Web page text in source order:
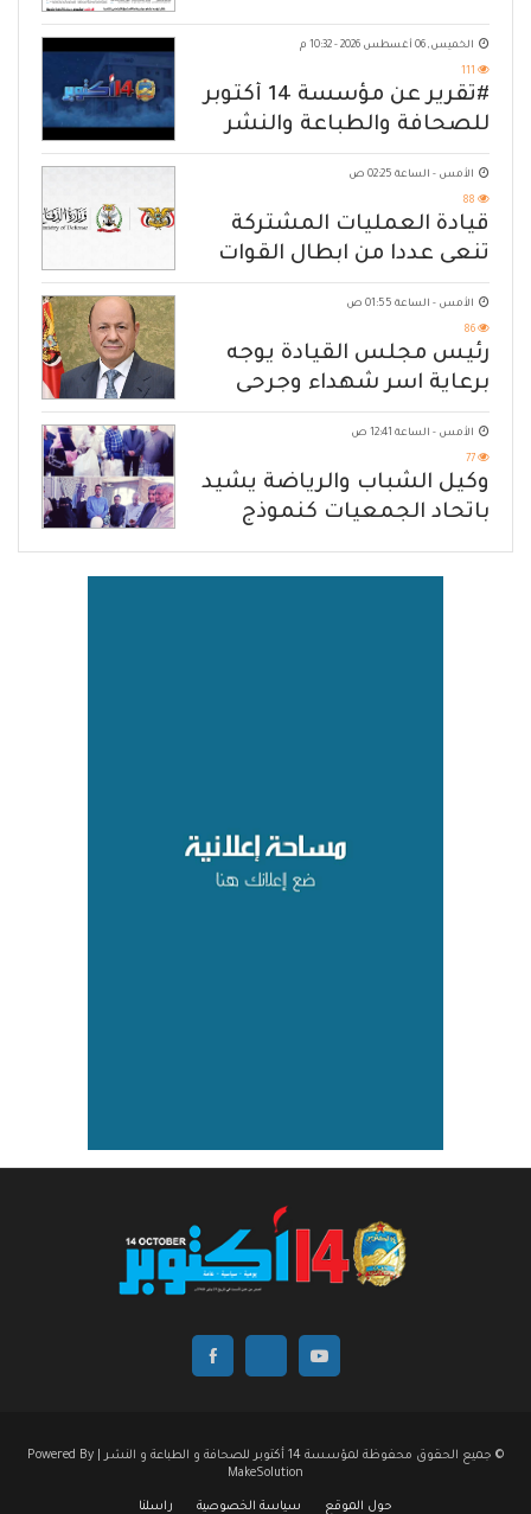
الخميس, 06 أغسطس 2026 - 10:32 م
111
#تقرير عن مؤسسة 14 أكتوبر
للصحافة والطباعة والنشر
الأمس - الساعة 02:25 ص
88
قيادة العمليات المشتركة
تنعى عددا من ابطال القوات
المسلحة
الأمس - الساعة 01:55 ص
86
رئيس مجلس القيادة يوجه
برعاية اسر شهداء وجرحى
الهجوم الإرهابي الحوثي والرد
الحازم على مصدر التهديد
الأمس - الساعة 12:41 ص
77
وكيل الشباب والرياضة يشيد
باتحاد الجمعيات كنموذج
© جميع الحقوق محفوظة لمؤسسة 14 أكتوبر للصحافة و الطباعة و النشر | Powered By
MakeSolution
حول الموقع سياسة الخصوصية راسلنا